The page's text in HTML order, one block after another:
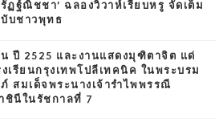
ฏฐ์ณิชชา’ ฉลองวิวาห์เรียบหรู จัดเต็ม
บชาวพุทธ
น ปี 2525 และงานแสดงมุฑิตาจิต แด่
รียนกรุงเทพโปลีเทคนิค ในพระบรม
สมเด็จพระนางเจ้ารำไพพรรณี
ชินีในรัชกาลที่ 7